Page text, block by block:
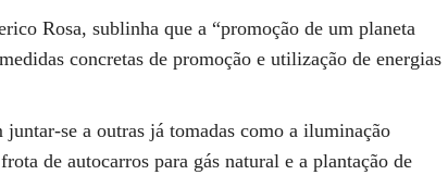
Rosa, sublinha que a “promoção de um planeta
concretas de promoção e utilização de energias
se a outras já tomadas como a iluminação
de autocarros para gás natural e a plantação de